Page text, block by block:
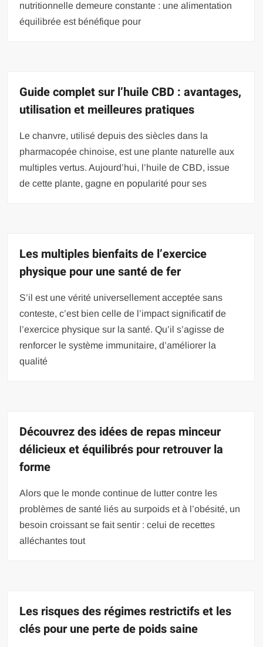
nutritionnelle demeure constante : une alimentation
équilibrée est bénéfique pour
Guide complet sur l’huile CBD : avantages,
utilisation et meilleures pratiques
Le chanvre, utilisé depuis des siècles dans la
pharmacopée chinoise, est une plante naturelle aux
multiples vertus. Aujourd’hui, l’huile de CBD, issue
de cette plante, gagne en popularité pour ses
Les multiples bienfaits de l’exercice
physique pour une santé de fer
S’il est une vérité universellement acceptée sans
conteste, c’est bien celle de l’impact significatif de
l’exercice physique sur la santé. Qu’il s’agisse de
renforcer le système immunitaire, d’améliorer la
qualité
Découvrez des idées de repas minceur
délicieux et équilibrés pour retrouver la
forme
Alors que le monde continue de lutter contre les
problèmes de santé liés au surpoids et à l’obésité, un
besoin croissant se fait sentir : celui de recettes
alléchantes tout
Les risques des régimes restrictifs et les
clés pour une perte de poids saine